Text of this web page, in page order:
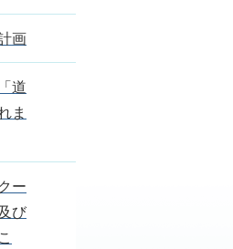
画
道
ま
ー
び